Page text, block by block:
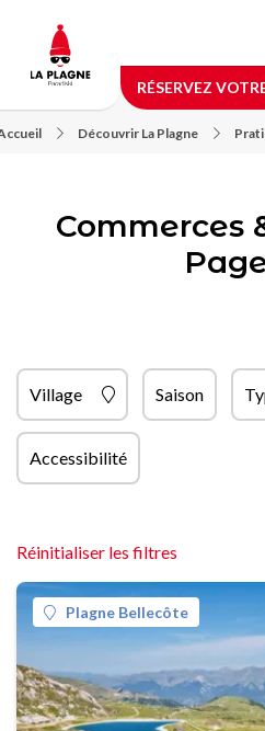
contenu
principal
RÉSERVEZ
Découvrir La Plagne
Commerces
Village Saison
Accessibilité
Réinitialiser les filtres
Plagne Bellecôte